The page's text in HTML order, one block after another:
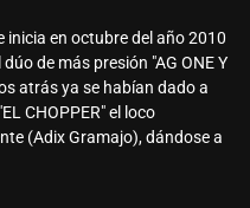
en octubre del año 2010
de más presión "AG ONE Y
atrás ya se habían dado a
CHOPPER" el loco
(Adix Gramajo), dándose a